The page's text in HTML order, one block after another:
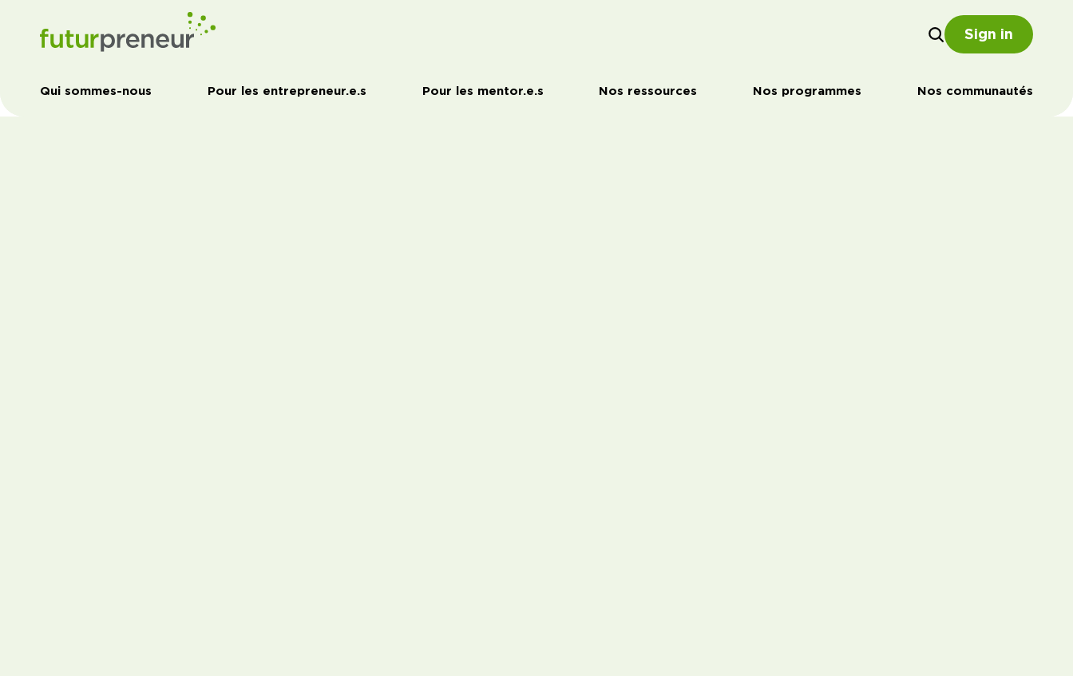
Sign in
Qui sommes-nous Pour les entrepreneur.e.s Pour les mentor.e.s Nos ressources Nos programmes Nos communautés